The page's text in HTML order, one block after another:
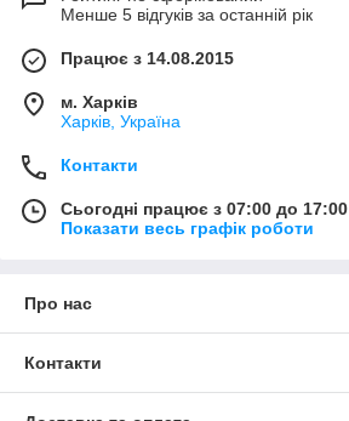
Менше 5 відгуків за останній рік
Працює з 14.08.2015
м. Харків
Харків, Україна
Контакти
Сьогодні працює з 07:00 до 17:00
Показати весь графік роботи
Про нас
Контакти